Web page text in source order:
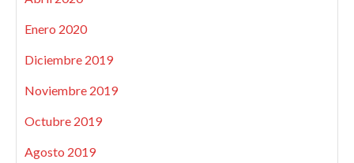
Enero 2020
Diciembre 2019
Noviembre 2019
Octubre 2019
Agosto 2019